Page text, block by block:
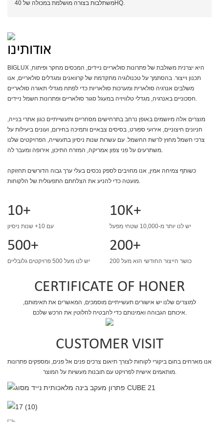
משתלבות בצורה מושלמת במכולה של 40HQ.
אודותינו
BIGLUX היא יצרנית משולבת של פתרונות סולאריים ניידים, המכסים מחקר ופיתוח,
תכנון וייצור. בהסתמך על טכנולוגיה מתקדמת של קרוואנים ומגדלים סולאריים, אנו
משלבים אנרגיה סולארית ומערכות סולאריות כדי לפתח מגדלי תאורה סולאריים
חסכוניים באנרגיה, מגדלי טלוויזיה במעגל סגור סולאריים ופתרונות חשמל ניידים.
מוצרים אלה מיושמים באופן נרחב בתרחישים מסחריים ותעשייתיים כגון אתרי בנייה,
חניונים חיצוניים, אירועי ספורט, בסיסים צבאיים ותמיכה בחירום, ועונים ביעילות על
צרכי חשמל מחוץ לרשת החשמל. עם עשרות שנות ניסיון בתעשייה, הפרויקטים שלנו
משתרעים על פני צפון אמריקה, המזרח התיכון, אירופה ומעבר לה.
כשותף צמיחה אמין, אנו מחויבים לספק נכסים בעלי ערך גבוה הדורשים תחזוקה
מועטה כדי להניע את הצלחתם התפעולית של הלקוחות.
10+
עם 10+ שנות ניסיון
10K+
יש לנו יותר מ-10,000 שטחי מפעל
500+
יש לנו מעל 500 פרויקטים גלובליים
200+
כושר הייצור החודשי הוא מעל 200
CERTIFICATE OF HONER
למוצרים שלנו יש אישורים תעשייתיים מוסמכים, המאשרים את תאימותם,
איכותם הגבוהה ואמינותם כדי להבטיח לחלוטין את הרכש שלכם.
CUSTOMER VISIT
אנו מארחים בחום ביקורי לקוחות לצורך תיאום צרכים פנים אל פנים, ומספקים פתרונות
מותאמים אישית לפרויקט עם תובנות מעשיות על המוצר.